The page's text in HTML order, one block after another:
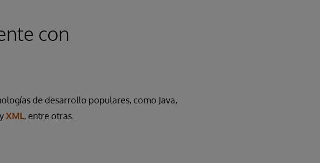
con
de desarrollo populares, como Java,
XML, entre otras.